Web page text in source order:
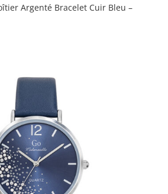
Argenté Bracelet Cuir Bleu –